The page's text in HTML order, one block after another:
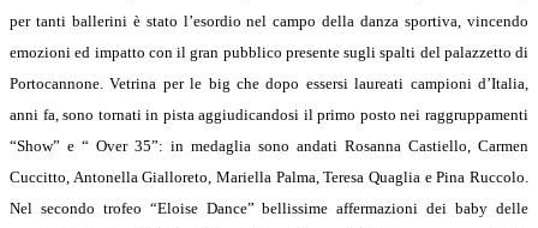
per tanti ballerini è stato l’esordio nel campo della danza sportiva, vincendo
emozioni ed impatto con il gran pubblico presente sugli spalti del palazzetto di
Portocannone. Vetrina per le big che dopo essersi laureati campioni d’Italia,
anni fa, sono tornati in pista aggiudicandosi il primo posto nei raggruppamenti
“Show” e “ Over 35”: in medaglia sono andati Rosanna Castiello, Carmen
Cuccitto, Antonella Gialloreto, Mariella Palma, Teresa Quaglia e Pina Ruccolo.
Nel secondo trofeo “Eloise Dance” bellissime affermazioni dei baby delle